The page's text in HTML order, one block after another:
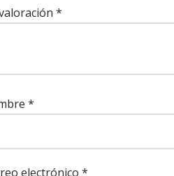
*
*
electrónico *